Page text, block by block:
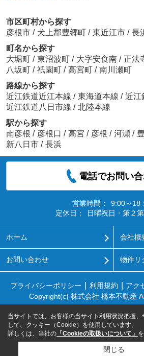
市区町村から探す
彦根市 / 犬上郡豊郷町 / 東近江市 / 長
町名から探す
大堀町 / 東沼波町 / 大字安食南 / 正法
八坂町 / 祇園町 / 高宮町 / 南川瀬町
路線から探す
近江鉄道近江本線 / 東海道本線 / 近江
近江鉄道八日市線 / 北陸本線
駅から探す
南彦根 / 彦根口 / 高宮 / 彦根 / 河瀬 /
新八日市 / 長浜
電話でお問い
営業時間：
9:00～18
定休日：
日曜祝日・第２
ホーム 会社概
お問い合わせ 物件リ
プライバシーポリシー 利用規約 アク
Copyright(c) 株式会社 橋本不動産
当サイトでは、お客様の当サイト利用状況把握、
して、クッキー（Cookie）を使用しています。
詳しくは、当社の 「Cookieの取扱いについて」
閉じる